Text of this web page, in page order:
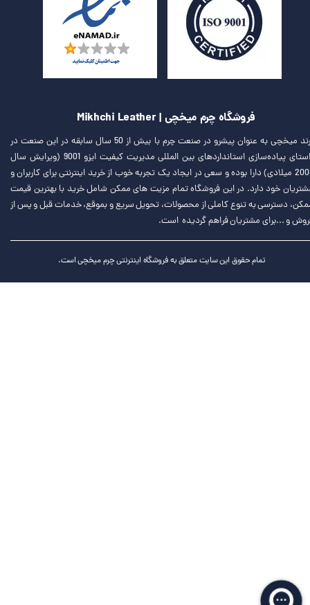
فروشگاه چرم میخچی | Mikhchi Leather
برند میخچی به عنوان پیشرو در صنعت چرم با بیش از 50 سال سابقه در این صنعت در
راستای پیاده‌سازی استانداردهای بین المللی مدیریت کیفیت ایزو 9001 (ویرایش سال
2008 میلادی) دارا بوده و سعی در ایجاد یک تجربه خوب از خرید اینترنتی برای کاربران و
خود دارد. در این فروشگاه تمام مزیت های ممکن شامل خرید با بهترین قیمت
دسترسی به تنوع کاملی از محصولات، تحویل سریع و بموقع، خدمات قبل و پس از
و ...برای مشتریان فراهم گردیده است.
تمام حقوق این سایت متعلق به فروشگاه اینترنتی چرم میخچی است.